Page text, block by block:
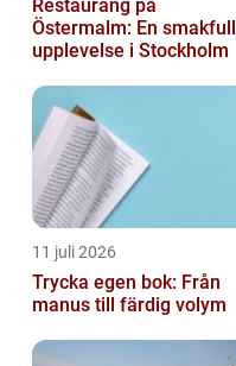
Restaurang på
Östermalm: En smakfull
upplevelse i Stockholm
11 juli 2026
Trycka egen bok: Från
manus till färdig volym